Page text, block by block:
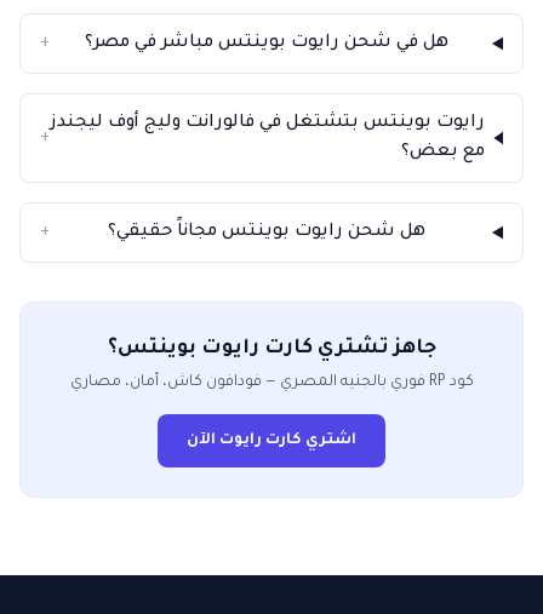
هل في شحن رايوت بوينتس مباشر في مصر؟ +
رايوت بوينتس بتشتغل في فالورانت وليج أوف ليجندز
مع بعض؟
+
هل شحن رايوت بوينتس مجاناً حقيقي؟ +
جاهز تشتري كارت رايوت بوينتس؟
كود RP فوري بالجنيه المصري — فودافون كاش، أمان، مصاري
اشتري كارت رايوت الآن